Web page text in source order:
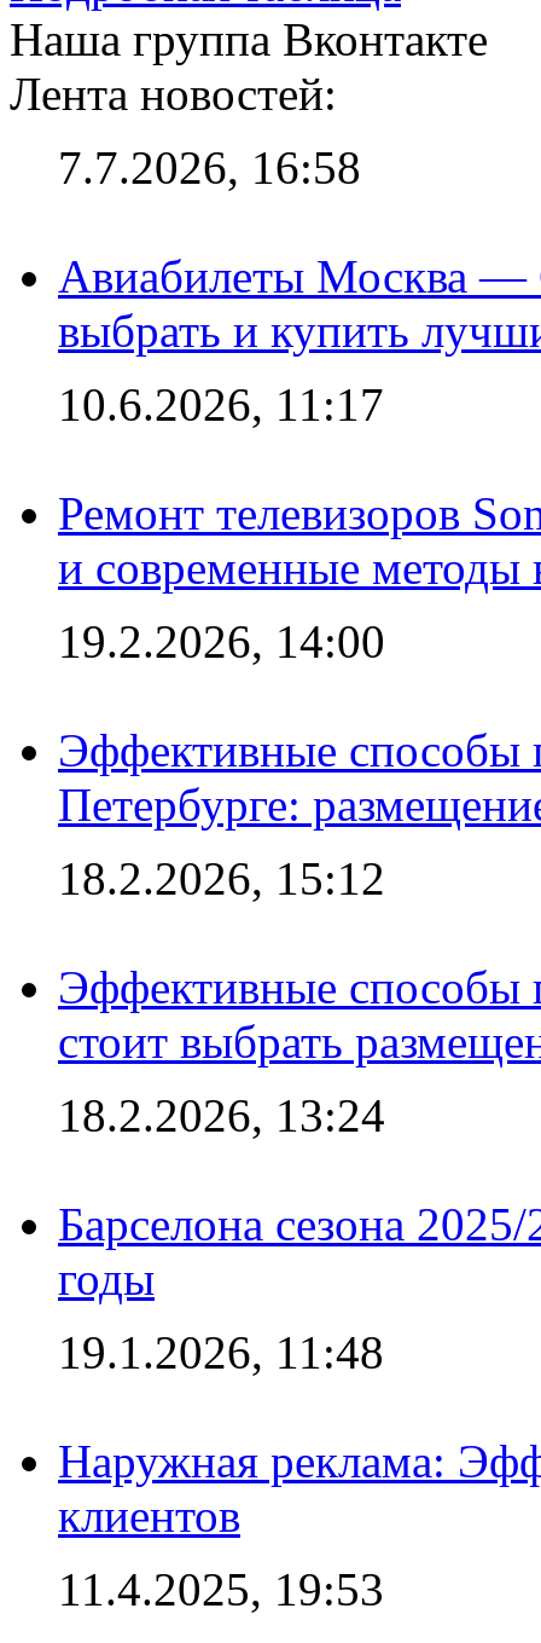
Наша группа Вконтакте
Лента новостей:
7.7.2026, 16:58
Авиабилеты Москва —
выбрать и купить
10.6.2026, 11:17
Ремонт телевизоров
и современные методы
19.2.2026, 14:00
Эффективные способы
Петербурге:
18.2.2026, 15:12
Эффективные способы
стоит выбрать
18.2.2026, 13:24
Барселона сезона
годы
19.1.2026, 11:48
Наружная реклама:
клиентов
11.4.2025, 19:53